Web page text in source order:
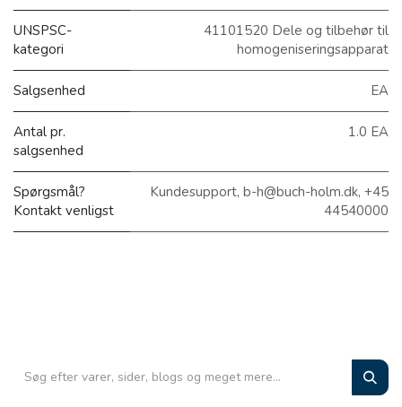
UNSPSC-
kategori
41101520 Dele og tilbehør til
homogeniseringsapparat
Salgsenhed EA
Antal pr.
salgsenhed
1.0 EA
Spørgsmål?
Kontakt venligst
Kundesupport, b-h@buch-holm.dk, +45
44540000